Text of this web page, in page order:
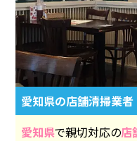
愛知県の店舗清掃業
愛知県で親切対応の店